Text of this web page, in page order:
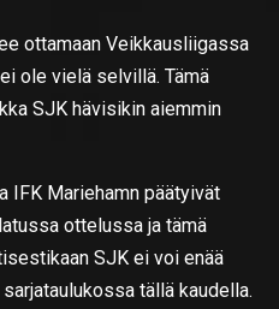
ottamaan Veikkausliigassa
ole vielä selvillä. Tämä
SJK hävisikin aiemmin
IFK Mariehamn päätyivät
ottelussa ja tämä
SJK ei voi enää
tällä kaudella.